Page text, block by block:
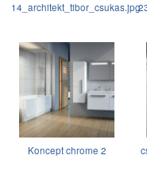
14_architekt_tibor_csukas.jpg
Koncept chrome 2